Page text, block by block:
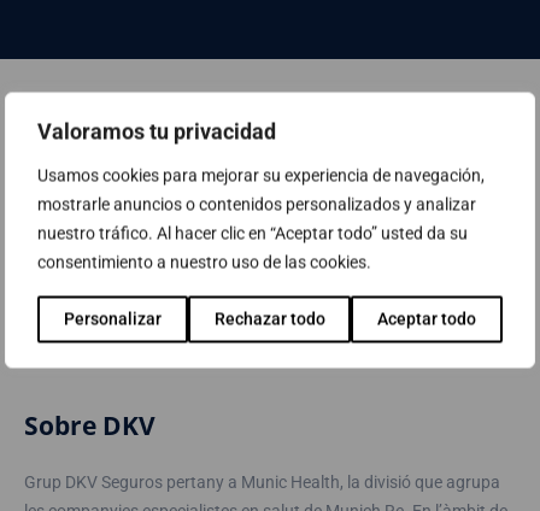
Valoramos tu privacidad
Usamos cookies para mejorar su experiencia de navegación,
mostrarle anuncios o contenidos personalizados y analizar
nuestro tráfico. Al hacer clic en “Aceptar todo” usted da su
consentimiento a nuestro uso de las cookies.
Personalizar Rechazar todo Aceptar todo
Sobre DKV
Grup DKV Seguros pertany a Munic Health, la divisió que agrupa